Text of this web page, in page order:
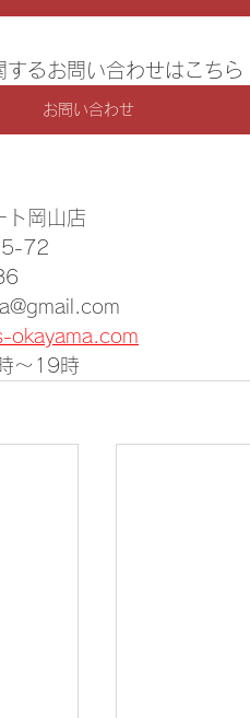
するお問い合わせはこちら
お問い合わせ
ト岡山店
72
okayama.com
～19時